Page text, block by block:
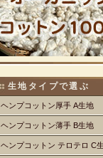
生地タイプで選ぶ
ヘンプコットン厚手 A生地
ヘンプコットン薄手 B生地
ヘンプコットン テロテロ C